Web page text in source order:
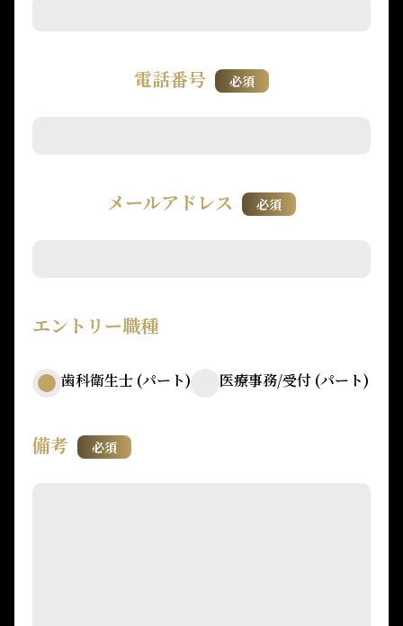
電話番号 必須
メールアドレス 必須
エントリー職種
歯科衛生士 (パート) 医療事務/受付 (パート)
備考 必須